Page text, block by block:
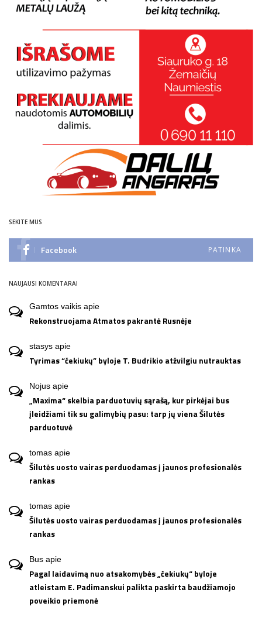
SEKITE MUS
Facebook PATINKA
NAUJAUSI KOMENTARAI
Gamtos vaikis apie
Rekonstruojama Atmatos pakrantė Rusnėje
stasys apie
Tyrimas “čekiukų” byloje T. Budrikio atžvilgiu nutrauktas
Nojus apie
„Maxima“ skelbia parduotuvių sąrašą, kur pirkėjai bus
įleidžiami tik su galimybių pasu: tarp jų viena Šilutės
parduotuvė
tomas apie
Šilutės uosto vairas perduodamas į jaunos profesionalės
rankas
tomas apie
Šilutės uosto vairas perduodamas į jaunos profesionalės
rankas
Bus apie
Pagal laidavimą nuo atsakomybės „čekiukų“ byloje
atleistam E. Padimanskui palikta paskirta baudžiamojo
poveikio priemonė